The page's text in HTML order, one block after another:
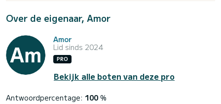
Over de eigenaar, Amor
Amor
Lid sinds 2024
PRO
Bekijk alle boten van deze pro
Antwoordpercentage: 100 %